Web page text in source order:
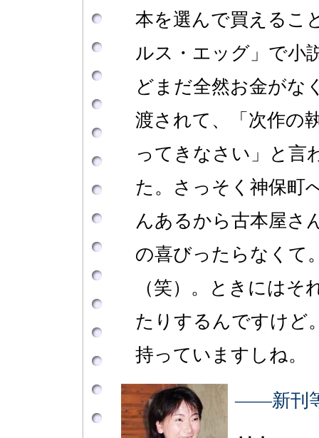
本を選んで買えるこ
ルス・エッグ」で小
どまだ全然お金がな
渡されて、「次作の
ってきなさい」と言
た。さっそく神保町
んあるから古本屋さ
の喜びったらなくて
（笑）。ときには
たりするんですけど
持っていますしね。
――新刊